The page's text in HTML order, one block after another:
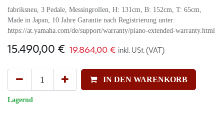
fabriksneu, 3 Pedale, Messingrollen, H: 131cm, B: 152cm, T: 65cm,
Made in Japan, 10 Jahre Garantie nach Registrierung unter:
https://at.yamaha.com/de/support/warranty/piano-extended-warranty.html
15.490,00 € 19.864,00€ inkl. USt. (VAT)
IN DEN WARENKORB
Lagernd